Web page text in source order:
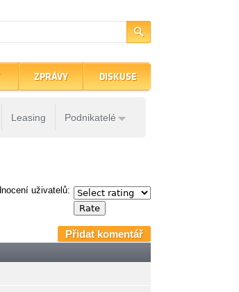
Leasing Podnikatelé
ZPRÁVY DISKUSE
uživatelů:
Přidat komentář